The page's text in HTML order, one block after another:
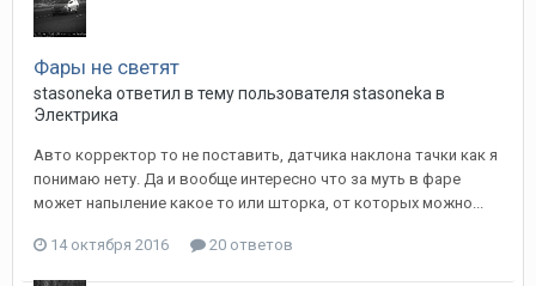
Фары не светят
stasoneka ответил в тему пользователя stasoneka в
Электрика
Авто корректор то не поставить, датчика наклона тачки как я
понимаю нету. Да и вообще интересно что за муть в фаре
может напыление какое то или шторка, от которых можно...
14 октября 2016 20 ответов